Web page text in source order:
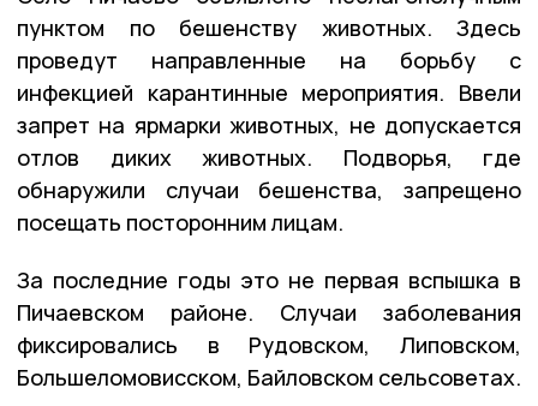
пунктом по бешенству животных. Здесь
проведут направленные на борьбу с
инфекцией карантинные мероприятия. Ввели
запрет на ярмарки животных, не допускается
отлов диких животных. Подворья, где
обнаружили случаи бешенства, запрещено
посещать посторонним лицам.
За последние годы это не первая вспышка в
Пичаевском районе. Случаи заболевания
фиксировались в Рудовском, Липовском,
Большеломовисском, Байловском сельсоветах.